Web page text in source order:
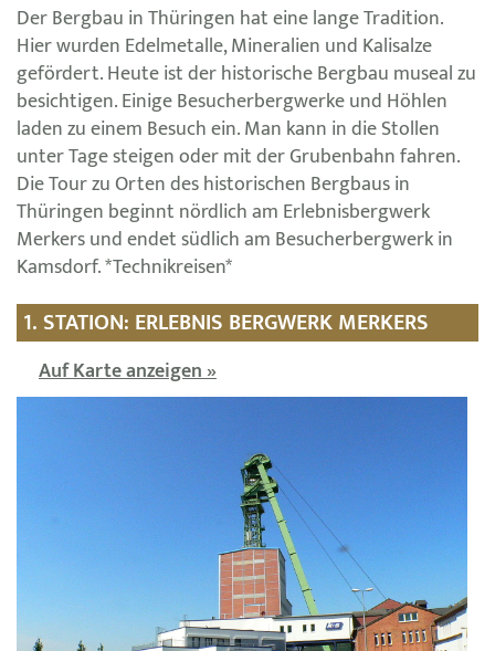
Der Bergbau in Thüringen hat eine lange Tradition.
Hier wurden Edelmetalle, Mineralien und Kalisalze
gefördert. Heute ist der historische Bergbau museal zu
besichtigen. Einige Besucherbergwerke und Höhlen
laden zu einem Besuch ein. Man kann in die Stollen
unter Tage steigen oder mit der Grubenbahn fahren.
Die Tour zu Orten des historischen Bergbaus in
Thüringen beginnt nördlich am Erlebnisbergwerk
Merkers und endet südlich am Besucherbergwerk in
Kamsdorf. *Technikreisen*
1. STATION: ERLEBNIS BERGWERK MERKERS
Auf Karte anzeigen »